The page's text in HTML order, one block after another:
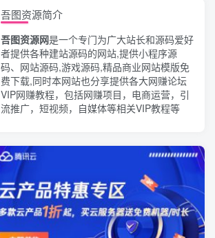
吾图资源简介
吾图资源网是一个专门为广大站长和源码爱好
者提供各种建站源码的网站,提供小程序源
码、网站源码,游戏源码,精品商业网站模版免
费下载,同时本网站也分享提供各大网赚论坛
VIP网赚教程，包括网赚项目，电商运营，引
流推广，短视频，自媒体等相关VIP教程等